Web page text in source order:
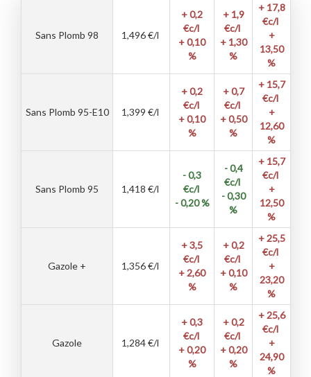
Sans Plomb 98 1,496€/l
+ 0,2
€c/l
+ 0,10
%
+ 1,9
€c/l
+ 1,30
%
+ 17,8
€c/l
+
13,50
%
Sans Plomb 95-E10 1,399 €/l
+ 0,2
€c/l
+ 0,10
%
+ 0,7
€c/l
+ 0,50
%
+ 15,7
€c/l
+
12,60
%
Sans Plomb 95 1,418 €/l
- 0,3
€c/l
- 0,20 %
- 0,4
€c/l
- 0,30
%
+ 15,7
€c/l
+
12,50
%
Gazole + 1,356€/l
+ 3,5
€c/l
+ 2,60
%
+ 0,2
€c/l
+ 0,10
%
+ 25,5
€c/l
+
23,20
%
Gazole 1,284€/l
+ 0,3
€c/l
+ 0,20
%
+ 0,2
€c/l
+ 0,20
%
+ 25,6
€c/l
+
24,90
%